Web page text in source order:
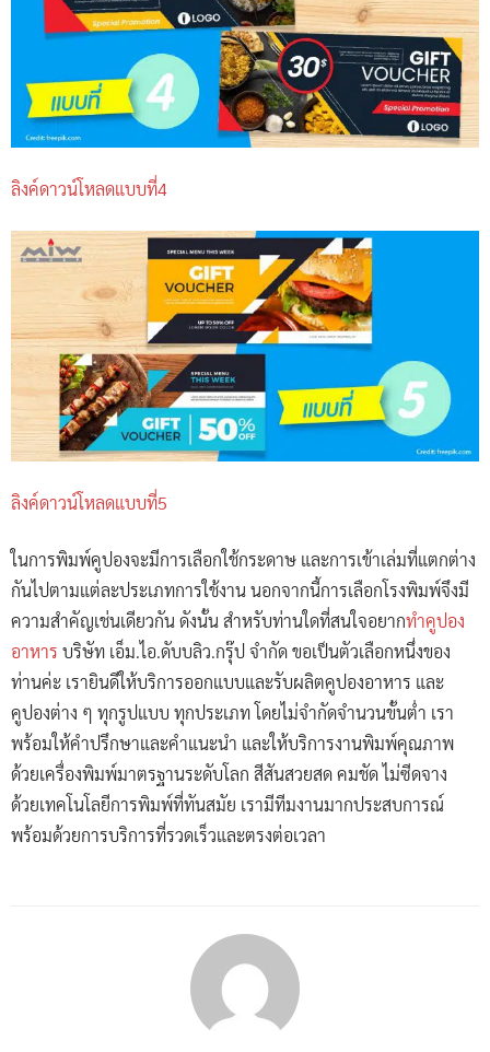
ลิงค์ดาวน์โหลดแบบที่4
ลิงค์ดาวน์โหลดแบบที่5
ในการพิมพ์คูปองจะมีการเลือกใช้กระดาษ และการเข้าเล่มที่แตกต่าง
กันไปตามแต่ละประเภทการใช้งาน นอกจากนี้การเลือกโรงพิมพ์จึงมี
ความสำคัญเช่นเดียวกัน ดังนั้น สำหรับท่านใดที่สนใจอยากทำคูปอง
อาหาร บริษัท เอ็ม.ไอ.ดับบลิว.กรุ๊ป จำกัด ขอเป็นตัวเลือกหนึ่งของ
ท่านค่ะ เรายินดีให้บริการออกแบบและรับผลิตคูปองอาหาร และ
คูปองต่าง ๆ ทุกรูปแบบ ทุกประเภท โดยไม่จำกัดจำนวนขั้นต่ำ เรา
พร้อมให้คำปรึกษาและคำแนะนำ และให้บริการงานพิมพ์คุณภาพ
ด้วยเครื่องพิมพ์มาตรฐานระดับโลก สีสันสวยสด คมชัด ไม่ซีดจาง
ด้วยเทคโนโลยีการพิมพ์ที่ทันสมัย เรามีทีมงานมากประสบการณ์
พร้อมด้วยการบริการที่รวดเร็วและตรงต่อเวลา